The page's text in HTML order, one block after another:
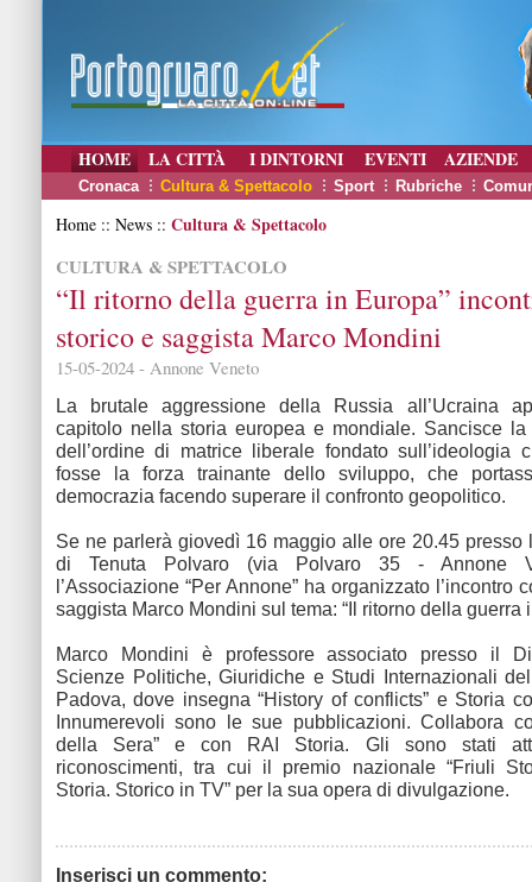
HOME LA CITTÀ I DINTORNI EVENTI AZIENDE
Cronaca Cultura & Spettacolo Sport Rubriche
Home :: News :: Cultura & Spettacolo
CULTURA & SPETTACOLO
“Il ritorno della guerra in Europa”
storico e saggista Marco Mondini
15-05-2024 - Annone Veneto
La brutale aggressione della Russia all’Ucraina
capitolo nella storia europea e mondiale. Sancisce
dell’ordine di matrice liberale fondato sull’ideologia
fosse la forza trainante dello sviluppo, che
democrazia facendo superare il confronto geopolitico.
Se ne parlerà giovedì 16 maggio alle ore 20.45 presso
di Tenuta Polvaro (via Polvaro 35 - Annone
l’Associazione “Per Annone” ha organizzato l’incontro
saggista Marco Mondini sul tema: “Il ritorno della guerra
Marco Mondini è professore associato presso il
Scienze Politiche, Giuridiche e Studi Internazionali
Padova, dove insegna “History of conflicts” e Storia
Innumerevoli sono le sue pubblicazioni. Collabora
della Sera” e con RAI Storia. Gli sono stati
riconoscimenti, tra cui il premio nazionale “Friuli
Storia. Storico in TV” per la sua opera di divulgazione.
Inserisci un commento: